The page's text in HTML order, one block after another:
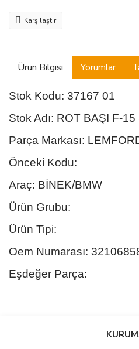
Karşılaştır
Ürün Bilgisi Yorumlar
Stok Kodu: 37167 01
Stok Adı: ROT BAŞI F-15
Parça Markası:
Önceki Kodu:
Araç: BİNEK/BMW
Ürün Grubu:
Ürün Tipi:
Oem Numarası:
Eşdeğer Parça:
Bu ürüne ilk